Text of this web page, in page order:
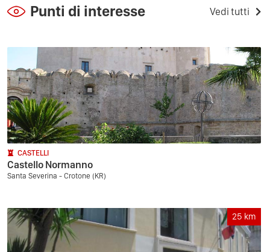
Punti di interesse Vedi tutti
CASTELLI
Castello Normanno
Santa Severina - Crotone (KR)
25 km